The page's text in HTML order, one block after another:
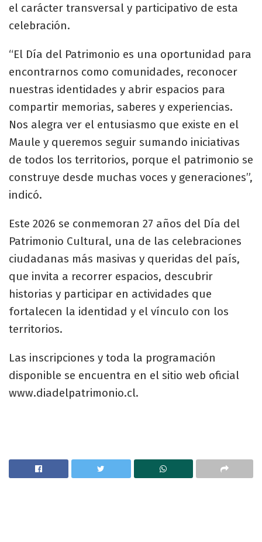
el carácter transversal y participativo de esta
celebración.
“El Día del Patrimonio es una oportunidad para
encontrarnos como comunidades, reconocer
nuestras identidades y abrir espacios para
compartir memorias, saberes y experiencias.
Nos alegra ver el entusiasmo que existe en el
Maule y queremos seguir sumando iniciativas
de todos los territorios, porque el patrimonio se
construye desde muchas voces y generaciones”,
indicó.
Este 2026 se conmemoran 27 años del Día del
Patrimonio Cultural, una de las celebraciones
ciudadanas más masivas y queridas del país,
que invita a recorrer espacios, descubrir
historias y participar en actividades que
fortalecen la identidad y el vínculo con los
territorios.
Las inscripciones y toda la programación
disponible se encuentra en el sitio web oficial
www.diadelpatrimonio.cl.